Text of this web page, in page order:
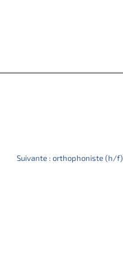
Suivante : orthophoniste (h/f)